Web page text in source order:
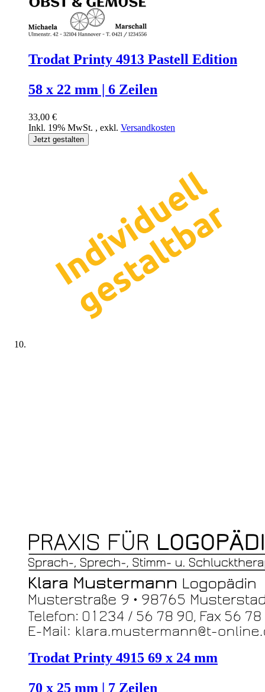
Trodat Printy 4913 Pastell Edition
58 x 22 mm | 6 Zeilen
33,00 €
Inkl. 19% MwSt. , exkl. Versandkosten
Jetzt gestalten
Trodat Printy 4915 69 x 24 mm
70 x 25 mm | 7 Zeilen